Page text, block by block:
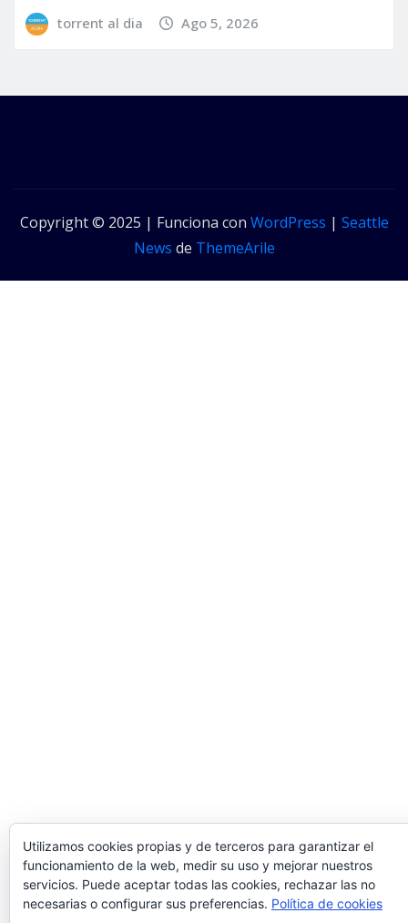
torrent al dia Ago 5, 2026
Copyright © 2025 | Funciona con WordPress | Seattle
News de ThemeArile
Utilizamos cookies propias y de terceros para garantizar el
funcionamiento de la web, medir su uso y mejorar nuestros
servicios. Puede aceptar todas las cookies, rechazar las no
necesarias o configurar sus preferencias. Política de cookies